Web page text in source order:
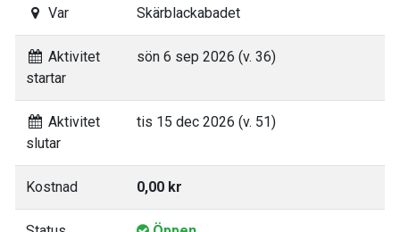
Var Skärblackabadet
Aktivitet
startar
sön 6 sep 2026 (v. 36)
Aktivitet
slutar
tis 15 dec 2026 (v. 51)
Kostnad 0,00 kr